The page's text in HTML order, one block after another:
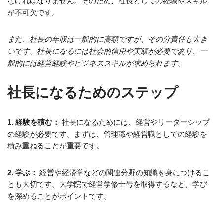
が不可欠です。
また、社長の年収は一般的に高額ですが、その分責任も大き
いです。社長になるには社会的信用や実績が必要であり、一
般的には経営経験やビジネススキルが求められます。
社長になるためのステップ
1. 経験を積む： 社長になるためには、経営やリーダーシップ
の経験が必要です。まずは、管理職や経営職としての経験を
積み重ねることが重要です。
2. 学ぶ： 経営や経済学などの関連分野の知識を身につけるこ
とも大切です。大学院で経営学修士号を取得するなど、学び
を深めることがポイントです。